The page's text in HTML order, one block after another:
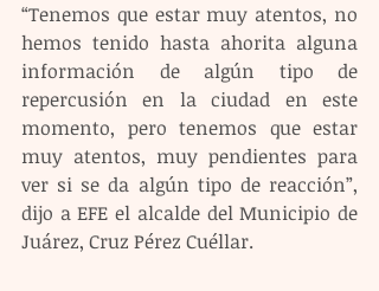
“Tenemos que estar muy atentos, no
hemos tenido hasta ahorita alguna
información de algún tipo de
repercusión en la ciudad en este
momento, pero tenemos que estar
muy atentos, muy pendientes para
ver si se da algún tipo de reacción”,
dijo a EFE el alcalde del Municipio de
Juárez, Cruz Pérez Cuéllar.